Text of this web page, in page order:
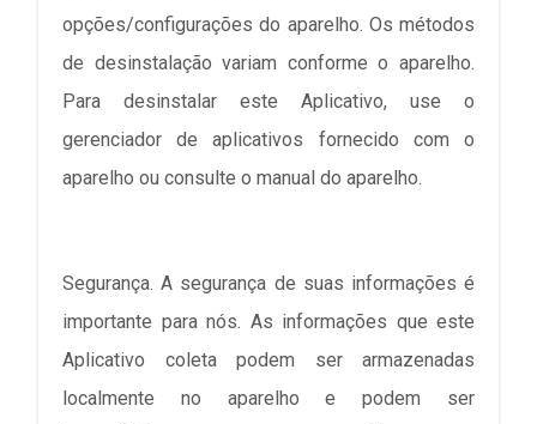
opções/configurações do aparelho. Os métodos
de desinstalação variam conforme o aparelho.
Para desinstalar este Aplicativo, use o
gerenciador de aplicativos fornecido com o
aparelho ou consulte o manual do aparelho.
Segurança. A segurança de suas informações é
importante para nós. As informações que este
Aplicativo coleta podem ser armazenadas
localmente no aparelho e podem ser